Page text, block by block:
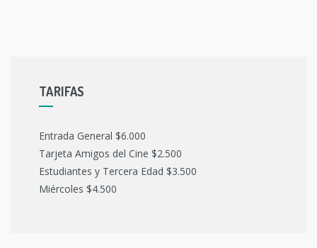
TARIFAS
Entrada General $6.000
Tarjeta Amigos del Cine $2.500
Estudiantes y Tercera Edad $3.500
Miércoles $4.500